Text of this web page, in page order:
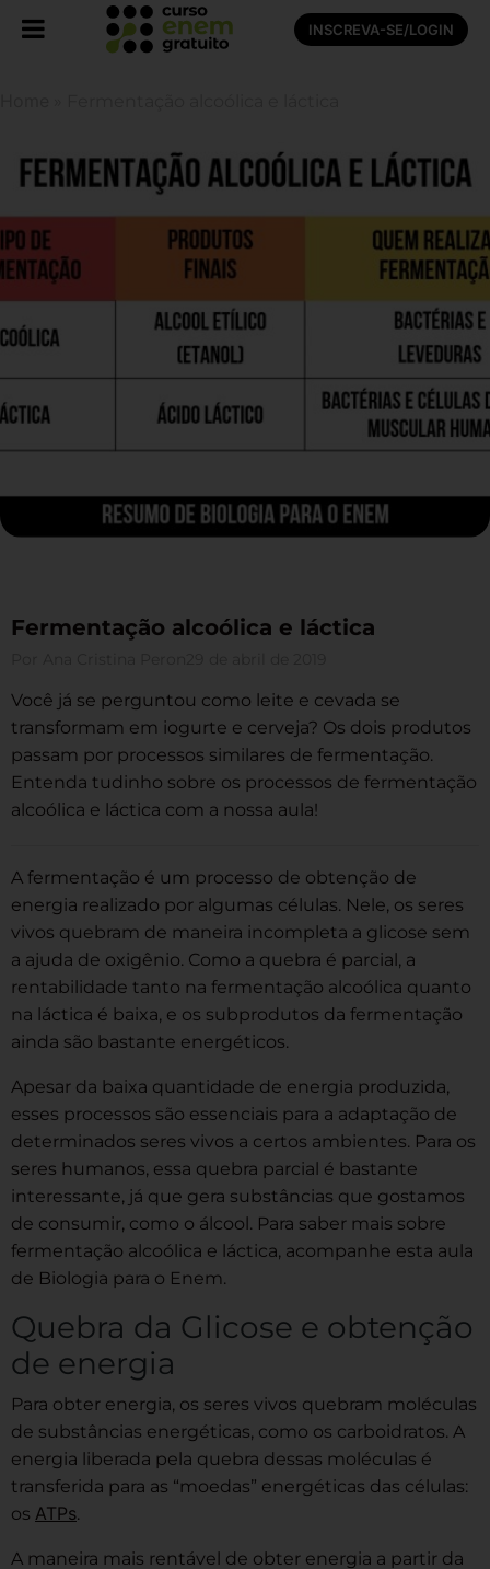
INSCREVA-SE/LOGIN
Fermentação alcoólica e láctica
Você já se perguntou como leite e cevada se
transformam em iogurte e cerveja? Os dois produtos
passam por processos similares de fermentação.
Entenda tudinho sobre os processos de fermentação
alcoólica e láctica com a nossa aula!
A fermentação é um processo de obtenção de
energia realizado por algumas células. Nele, os seres
vivos quebram de maneira incompleta a glicose sem
a ajuda de oxigênio. Como a quebra é parcial, a
rentabilidade tanto na fermentação alcoólica quanto
na láctica é baixa, e os subprodutos da fermentação
ainda são bastante energéticos.
Apesar da baixa quantidade de energia produzida,
esses processos são essenciais para a adaptação de
determinados seres vivos a certos ambientes. Para os
seres humanos, essa quebra parcial é bastante
interessante, já que gera substâncias que gostamos
de consumir, como o álcool. Para saber mais sobre
fermentação alcoólica e láctica, acompanhe esta aula
de Biologia para o Enem.
Quebra da Glicose e obtenção
de energia
Para obter energia, os seres vivos quebram moléculas
de substâncias energéticas, como os carboidratos. A
energia liberada pela quebra dessas moléculas é
transferida para as “moedas” energéticas das células:
os ATPs.
A maneira mais rentável de obter energia a partir da